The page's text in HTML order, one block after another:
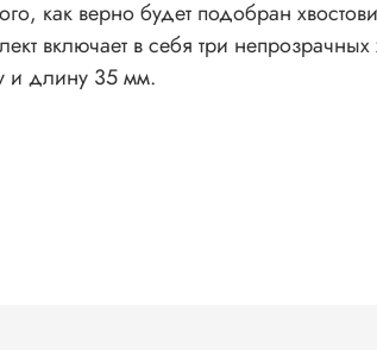
как верно будет подобран
включает в себя три непрозрачных
и длину 35 мм.